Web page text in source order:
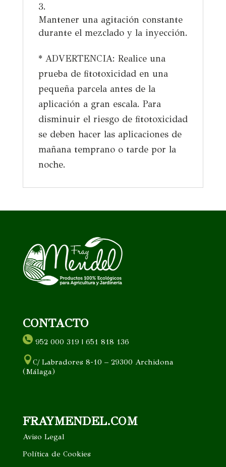
Mantener una agitación constante
durante el mezclado y la inyección.
* ADVERTENCIA: Realice una
prueba de fitotoxicidad en una
pequeña parcela antes de la
aplicación a gran escala. Para
disminuir el riesgo de fitotoxicidad
se deben hacer las aplicaciones de
mañana temprano o tarde por la
noche.
CONTACTO
952 000 319 | 651 818 136
C/ Labradores 8-10 – 29300 Archidona
(Málaga)
FRAYMENDEL.COM
Aviso Legal
Política de Cookies